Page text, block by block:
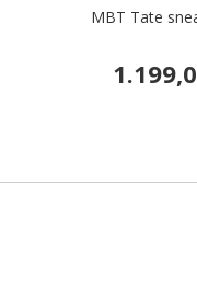
MBT Tate